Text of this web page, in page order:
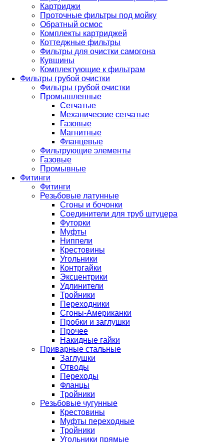
Картриджи
Проточные фильтры под мойку
Обратный осмос
Комплекты картриджей
Коттеджные фильтры
Фильтры для очистки самогона
Кувшины
Комплектующие к фильтрам
Фильтры грубой очистки
Фильтры грубой очистки
Промышленные
Сетчатые
Механические сетчатые
Газовые
Магнитные
Фланцевые
Фильтрующие элементы
Газовые
Промывные
Фитинги
Фитинги
Резьбовые латунные
Сгоны и бочонки
Соединители для труб штуцера
Футорки
Муфты
Ниппели
Крестовины
Угольники
Контргайки
Эксцентрики
Удлинители
Тройники
Переходники
Сгоны-Американки
Пробки и заглушки
Прочее
Накидные гайки
Приварные стальные
Заглушки
Отводы
Переходы
Фланцы
Тройники
Резьбовые чугунные
Крестовины
Муфты переходные
Тройники
Угольники прямые